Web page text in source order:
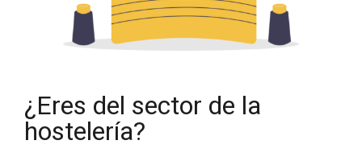
¿Eres del sector de la
hostelería?